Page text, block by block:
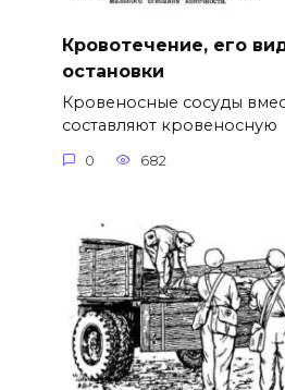
Кровотечение, его
остановки
Кровеносные сосуды
составляют кровеносную
0 682